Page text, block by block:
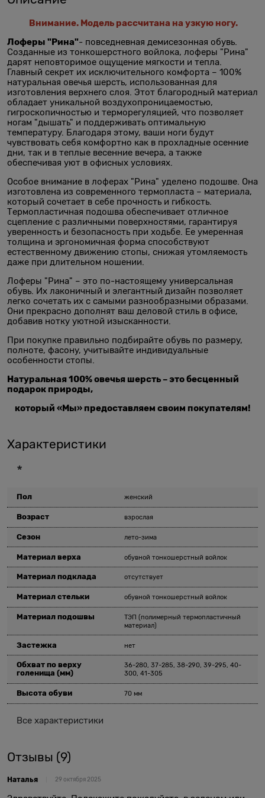
Внимание. Модель рассчитана на узкую ногу.
Лоферы "Рина"- повседневная демисезонная обувь.
Созданные из тонкошерстного войлока, лоферы "Рина"
дарят неповторимое ощущение мягкости и тепла.
Главный секрет их исключительного комфорта – 100%
натуральная овечья шерсть, использованная для
изготовления верхнего слоя. Этот благородный материал
обладает уникальной воздухопроницаемостью,
гигроскопичностью и терморегуляцией, что позволяет
ногам "дышать" и поддерживать оптимальную
температуру. Благодаря этому, ваши ноги будут
чувствовать себя комфортно как в прохладные осенние
дни, так и в теплые весенние вечера, а также
обеспечивая уют в офисных условиях.
Особое внимание в лоферах "Рина" уделено подошве. Она
изготовлена из современного термопласта – материала,
который сочетает в себе прочность и гибкость.
Термопластичная подошва обеспечивает отличное
сцепление с различными поверхностями, гарантируя
уверенность и безопасность при ходьбе. Ее умеренная
толщина и эргономичная форма способствуют
естественному движению стопы, снижая утомляемость
даже при длительном ношении.
Лоферы "Рина" – это по-настоящему универсальная
обувь. Их лаконичный и элегантный дизайн позволяет
легко сочетать их с самыми разнообразными образами.
Они прекрасно дополнят ваш деловой стиль в офисе,
добавив нотку уютной изысканности.
При покупке правильно подбирайте обувь по размеру,
полноте, фасону, учитывайте индивидуальные
особенности стопы.
Натуральная 100% овечья шерсть – это бесценный
подарок природы,
который «Мы» предоставляем своим покупателям!
Характеристики
*
Пол женский
Возраст взрослая
Сезон лето-зима
Материал верха обувной тонкошерстный войлок
Материал подклада отсутствует
Материал стельки обувной тонкошерстный войлок
Материал подошвы
ТЭП (полимерный термопластичный
материал)
Застежка нет
Обхват по верху
голенища(мм)
36-280, 37-285, 38-290, 39-295, 40-
300, 41-305
Высота обуви 70 мм
Все характеристики
Отзывы (9)
Наталья 29 октября 2025